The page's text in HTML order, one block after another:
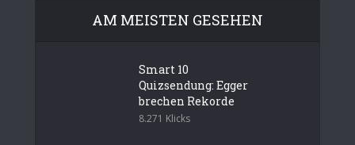
AM MEISTEN GESEHEN
Smart 10
Quizsendung: Egger
brechen Rekorde
8.271 Klicks